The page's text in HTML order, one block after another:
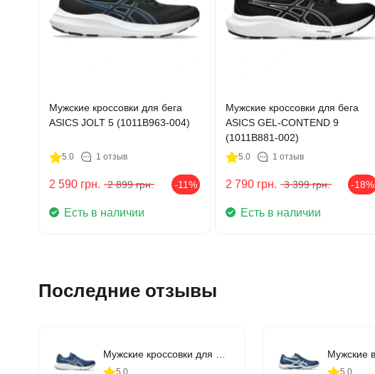
Мужские кроссовки для бега
ASICS JOLT 5 (1011B963-004)
5.0 1 отзыв
2 590 грн. 2 899 грн. -11%
Есть в наличии
Мужские кроссовки для бега
ASICS GEL-CONTEND 9
(1011B881-002)
5.0 1 отзыв
2 790 грн. 3 399 грн. -18%
Есть в наличии
Последние отзывы
5.0 5.0